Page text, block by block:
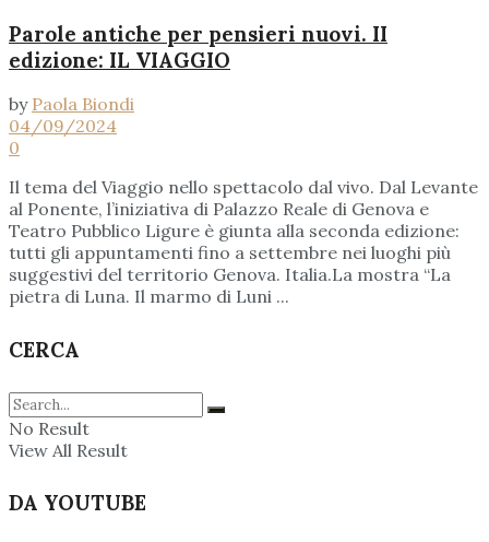
Parole antiche per pensieri nuovi. II
edizione: IL VIAGGIO
by Paola Biondi
04/09/2024
0
Il tema del Viaggio nello spettacolo dal vivo. Dal Levante
al Ponente, l’iniziativa di Palazzo Reale di Genova e
Teatro Pubblico Ligure è giunta alla seconda edizione:
tutti gli appuntamenti fino a settembre nei luoghi più
suggestivi del territorio Genova. Italia.La mostra “La
pietra di Luna. Il marmo di Luni ...
CERCA
No Result
View All Result
DA YOUTUBE